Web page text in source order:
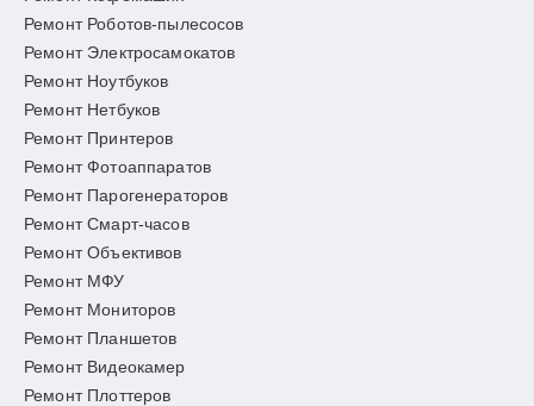
Ремонт Роботов-пылесосов
Ремонт Электросамокатов
Ремонт Ноутбуков
Ремонт Нетбуков
Ремонт Принтеров
Ремонт Фотоаппаратов
Ремонт Парогенераторов
Ремонт Смарт-часов
Ремонт Объективов
Ремонт МФУ
Ремонт Мониторов
Ремонт Планшетов
Ремонт Видеокамер
Ремонт Плоттеров